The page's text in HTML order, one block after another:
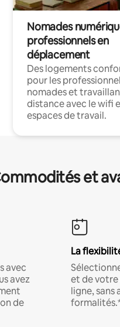
Nomades
professionnels en
déplacement
Des logements
pour les
nomades et
distance avec le wifi
espaces de travail.
et
avec
avez
de
La
et de
ligne, sans